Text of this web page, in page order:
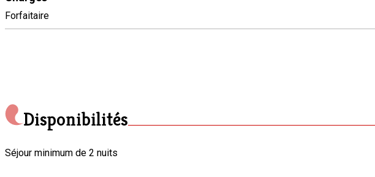
Forfaitaire
Disponibilités
Séjour minimum de 2 nuits